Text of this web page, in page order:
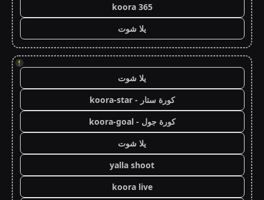
koora 365
يلا شوت
!
يلا شوت
كورة ستار - koora-star
كورة جول - koora-goal
يلا شوت
yalla shoot
koora live